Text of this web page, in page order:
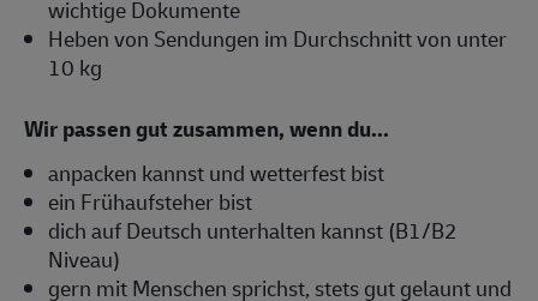
wichtige Dokumente
Heben von Sendungen im Durchschnitt von unter
10 kg
Wir passen gut zusammen, wenn du...
anpacken kannst und wetterfest bist
ein Frühaufsteher bist
dich auf Deutsch unterhalten kannst (B1/B2
Niveau)
gern mit Menschen sprichst, stets gut gelaunt und